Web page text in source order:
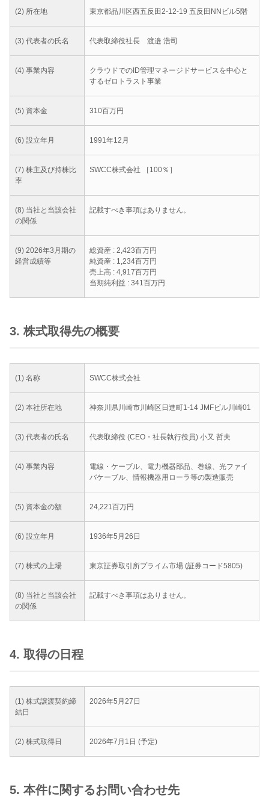
(2) 所在地 東京都品川区西五反田2-12-19 五反田NNビル5階
(3) 代表者の氏名 代表取締役社長 渡邉 浩司
(4) 事業内容
クラウドでのID管理マネージドサービスを中心と
するゼロトラスト事業
(5) 資本金 310百万円
(6) 設立年月 1991年12月
(7) 株主及び持株比
率
SWCC株式会社 ［100％］
(8) 当社と当該会社
の関係
記載すべき事項はありません。
(9) 2026年3月期の
経営成績等
総資産 : 2,423百万円
純資産 : 1,234百万円
売上高 : 4,917百万円
当期純利益 : 341百万円
3. 株式取得先の概要
(1) 名称 SWCC株式会社
(2) 本社所在地 神奈川県川崎市川崎区日進町1-14 JMFビル川崎01
(3) 代表者の氏名 代表取締役 (CEO・社長執行役員) 小又 哲夫
(4) 事業内容
電線・ケーブル、電力機器部品、巻線、光ファイ
バケーブル、情報機器用ローラ等の製造販売
(5) 資本金の額 24,221百万円
(6) 設立年月 1936年5月26日
(7) 株式の上場 東京証券取引所プライム市場 (証券コード5805)
(8) 当社と当該会社
の関係
記載すべき事項はありません。
4. 取得の日程
(1) 株式譲渡契約締
結日
2026年5月27日
(2) 株式取得日 2026年7月1日 (予定)
5. 本件に関するお問い合わせ先